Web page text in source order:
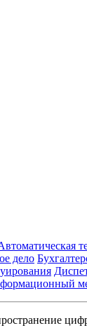
дело